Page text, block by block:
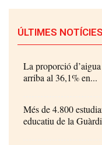
ÚLTIMES
La proporció
arriba al 36,1% en...
Més de 4.800
educatiu de la